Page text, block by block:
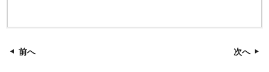
前へ 次へ